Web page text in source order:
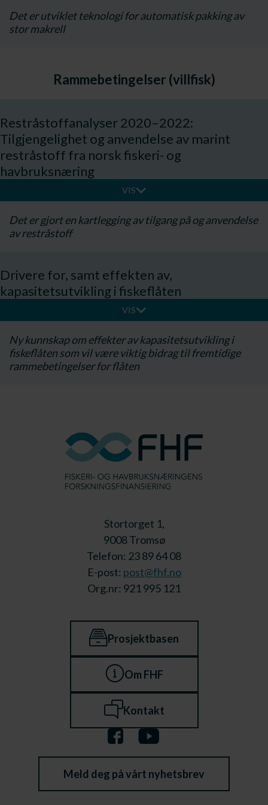
Det er utviklet teknologi for automatisk pakking av
stor makrell
Rammebetingelser (villfisk)
Restråstoffanalyser 2020–2022:
Tilgjengelighet og anvendelse av marint
restråstoff fra norsk fiskeri- og
havbruksnæring
VIS
Det er gjort en kartlegging av tilgang på og anvendelse
av restråstoff
Drivere for, samt effekten av,
kapasitetsutvikling i fiskeflåten
VIS
Ny kunnskap om effekter av kapasitetsutvikling i
fiskeflåten som vil være viktig bidrag til fremtidige
rammebetingelser for flåten​
Stortorget 1,
9008 Tromsø
Telefon: 23 89 64 08
E-post: post@fhf.no
Org.nr: 921 995 121
Prosjektbasen
Om FHF
Kontakt
Meld deg på vårt nyhetsbrev